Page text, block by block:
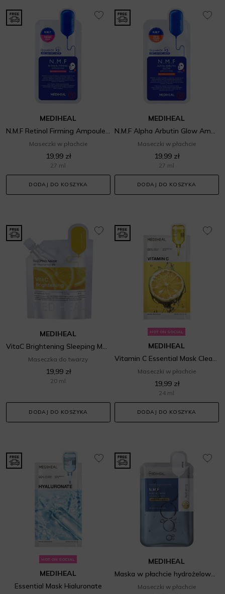
MEDIHEAL
N.M.F Retinol Firming Ampoule Mask
Maseczki w płachcie
19,99 zł
27 ml
DODAJ DO KOSZYKA
MEDIHEAL
N.M.F Alpha Arbutin Glow Ampoule Mask
Maseczki w płachcie
19,99 zł
27 ml
DODAJ DO KOSZYKA
MEDIHEAL
VitaC Brightening Sleeping Mask
Maseczka do twarzy
19,99 zł
20 ml
DODAJ DO KOSZYKA
HOT ON SOCIAL
MEDIHEAL
Vitamin C Essential Mask Clear Toning
Maseczki w płachcie
19,99 zł
24 ml
DODAJ DO KOSZYKA
HOT ON SOCIAL
MEDIHEAL
Essential Mask Hialuronate
MEDIHEAL
Maska w płachcie hydrożelowa nawilżająca
Maseczki w płachcie